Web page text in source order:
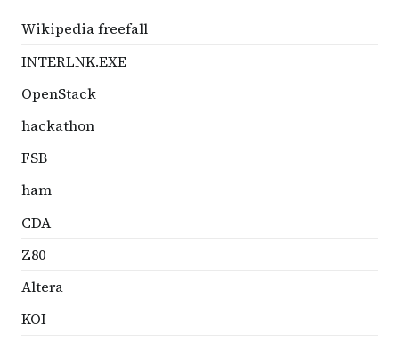
Wikipedia freefall
INTERLNK.EXE
OpenStack
hackathon
FSB
ham
CDA
Z80
Altera
KOI